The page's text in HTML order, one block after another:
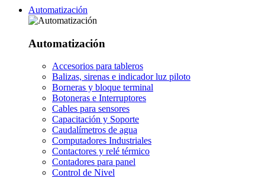
Automatización
Automatización
Accesorios para tableros
Balizas, sirenas e indicador luz piloto
Borneras y bloque terminal
Botoneras e Interruptores
Cables para sensores
Capacitación y Soporte
Caudalímetros de agua
Computadores Industriales
Contactores y relé térmico
Contadores para panel
Control de Nivel